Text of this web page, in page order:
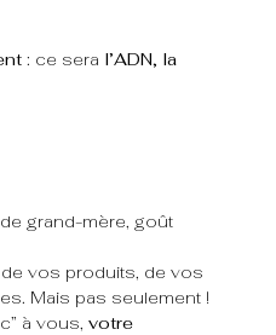
: ce sera l’ADN, la
grand-mère, goût
vos produits, de vos
Mais pas seulement !
à vous, votre